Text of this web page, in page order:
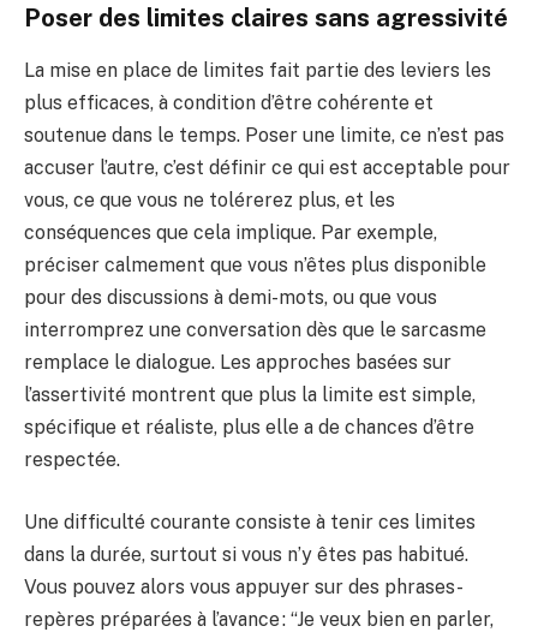
Poser des limites claires sans agressivité
La mise en place de limites fait partie des leviers les
plus efficaces, à condition d’être cohérente et
soutenue dans le temps. Poser une limite, ce n’est pas
accuser l’autre, c’est définir ce qui est acceptable pour
vous, ce que vous ne tolérerez plus, et les
conséquences que cela implique. Par exemple,
préciser calmement que vous n’êtes plus disponible
pour des discussions à demi-mots, ou que vous
interromprez une conversation dès que le sarcasme
remplace le dialogue. Les approches basées sur
l’assertivité montrent que plus la limite est simple,
spécifique et réaliste, plus elle a de chances d’être
respectée.
Une difficulté courante consiste à tenir ces limites
dans la durée, surtout si vous n’y êtes pas habitué.
Vous pouvez alors vous appuyer sur des phrases-
repères préparées à l’avance : “Je veux bien en parler,